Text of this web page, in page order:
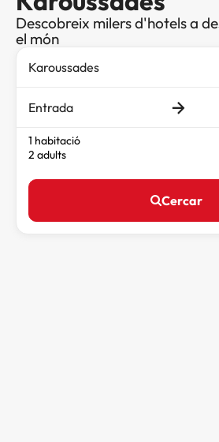
Descobreix milers d'hotels a
el món
Entrada
1 habitació
2 adults
Cercar